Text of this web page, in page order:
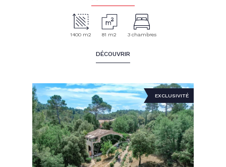
1400 m2 81 m2 3 chambres
DÉCOUVRIR
EXCLUSIVITÉ